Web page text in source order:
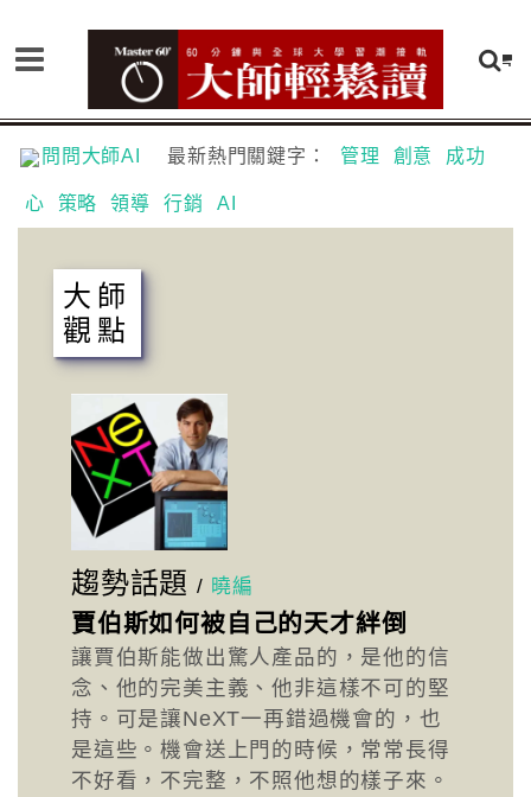
問問大師AI 最新熱門關鍵字： 管理 創意 成功
心 策略 領導 行銷 AI
大師
觀點
趨勢話題 / 曉編
賈伯斯如何被自己的天才絆倒
讓賈伯斯能做出驚人產品的，是他的信
念、他的完美主義、他非這樣不可的堅
持。可是讓NeXT一再錯過機會的，也
是這些。機會送上門的時候，常常長得
不好看，不完整，不照他想的樣子來。